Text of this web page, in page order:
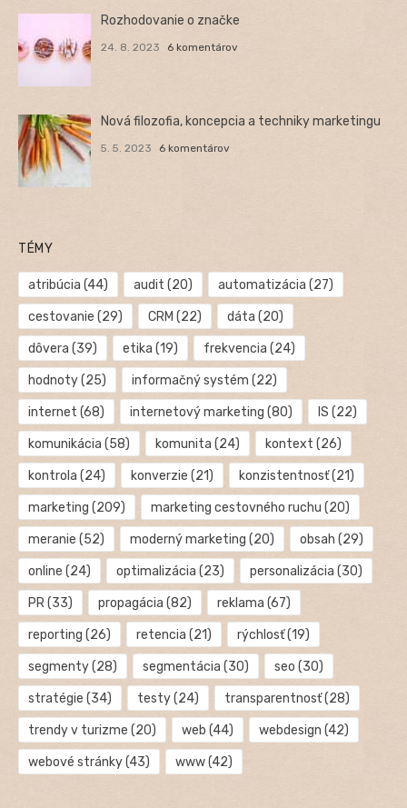
Rozhodovanie o značke
24. 8. 2023 6 komentárov
Nová filozofia, koncepcia a techniky marketingu
5. 5. 2023 6 komentárov
TÉMY
atribúcia (44) audit (20) automatizácia (27)
cestovanie (29) CRM (22) dáta (20)
dôvera (39) etika (19) frekvencia (24)
hodnoty(25) informačný systém (22)
internet (68) internetový marketing (80) IS (22)
komunikácia (58) komunita (24) kontext (26)
kontrola (24) konverzie (21) konzistentnosť(21)
marketing (209) marketing cestovného ruchu (20)
meranie (52) moderný marketing (20) obsah (29)
online (24) optimalizácia (23) personalizácia (30)
PR(33) propagácia (82) reklama (67)
reporting (26) retencia (21) rýchlosť(19)
segmenty(28) segmentácia (30) seo (30)
stratégie (34) testy(24) transparentnosť(28)
trendy v turizme (20) web (44) webdesign (42)
webové stránky(43) www(42)